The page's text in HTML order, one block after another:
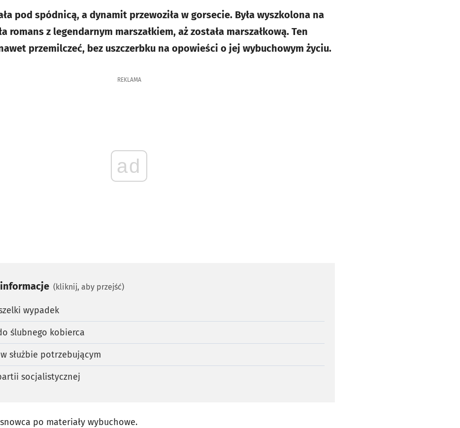
pod spódnicą, a dynamit przewoziła w gorsecie. Była wyszkolona na
romans z legendarnym marszałkiem, aż została marszałkową. Ten
przemilczeć, bez uszczerbku na opowieści o jej wybuchowym życiu.
REKLAMA
ad
(kliknij, aby przejść)
wypadek
ślubnego kobierca
służbie potrzebującym
socjalistycznej
po materiały wybuchowe.